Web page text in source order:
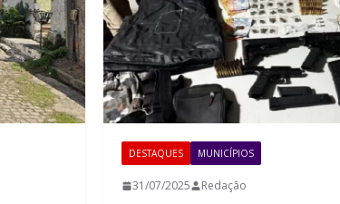
DESTAQUES MUNICÍPIOS
31/07/2025 Redação